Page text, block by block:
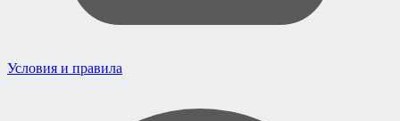
Условия и правила